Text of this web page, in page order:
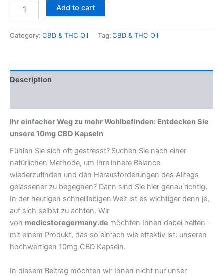
Add to cart
Category: CBD & THC Oil Tag: CBD & THC Oil
Description
Ihr einfacher Weg zu mehr Wohlbefinden: Entdecken Sie
unsere 10mg CBD Kapseln
Fühlen Sie sich oft gestresst? Suchen Sie nach einer
natürlichen Methode, um Ihre innere Balance
wiederzufinden und den Herausforderungen des Alltags
gelassener zu begegnen? Dann sind Sie hier genau richtig.
In der heutigen schnelllebigen Welt ist es wichtiger denn je,
auf sich selbst zu achten. Wir
von medicstoregermany.de möchten Ihnen dabei helfen –
mit einem Produkt, das so einfach wie effektiv ist: unseren
hochwertigen 10mg CBD Kapseln.
In diesem Beitrag möchten wir Ihnen nicht nur unser